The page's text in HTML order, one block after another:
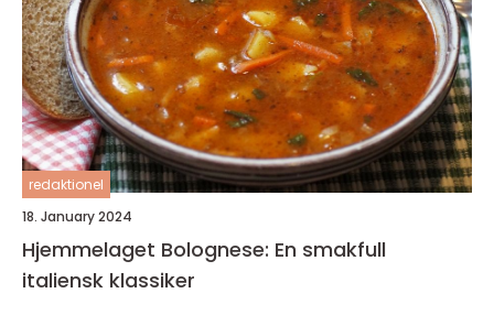
redaktionel
18. January 2024
Hjemmelaget Bolognese: En smakfull
italiensk klassiker